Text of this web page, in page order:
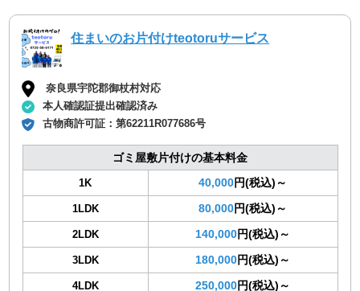
住まいのお片付けteotoruサービス
奈良県宇陀郡御杖村対応
本人確認証提出確認済み
古物商許可証：第62211R077686号
ゴミ屋敷片付けの基本料金
1K 40,000円(税込)～
1LDK 80,000円(税込)～
2LDK 140,000円(税込)～
3LDK 180,000円(税込)～
4LDK 250,000円(税込)～